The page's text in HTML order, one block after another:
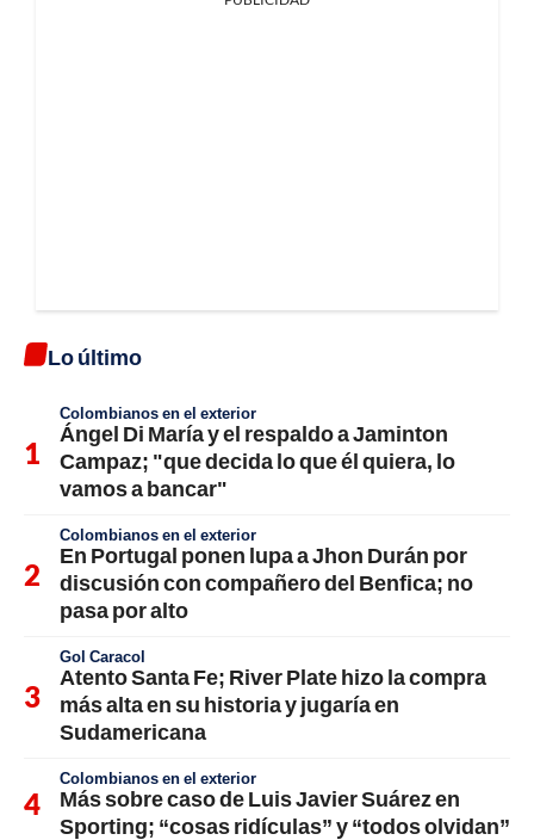
Lo último
Colombianos en el exterior
Ángel Di María y el respaldo a Jaminton
Campaz; "que decida lo que él quiera, lo
vamos a bancar"
Colombianos en el exterior
En Portugal ponen lupa a Jhon Durán por
discusión con compañero del Benfica; no
pasa por alto
Gol Caracol
Atento Santa Fe; River Plate hizo la compra
más alta en su historia y jugaría en
Sudamericana
Colombianos en el exterior
Más sobre caso de Luis Javier Suárez en
Sporting; “cosas ridículas” y “todos olvidan”